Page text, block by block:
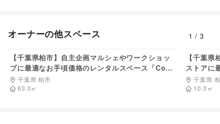
オーナーの他スペース 1 /3
【千葉県柏市】自主企画マルシェやワークショッ
プに最適なお手頃価格のレンタルスペース「Com
munity」／敷地全体の貸切イベント開催も可能！
千葉県 柏市
63.0㎡
【千葉
ストアに
「Shop2
能！
千葉県
10.0 ㎡